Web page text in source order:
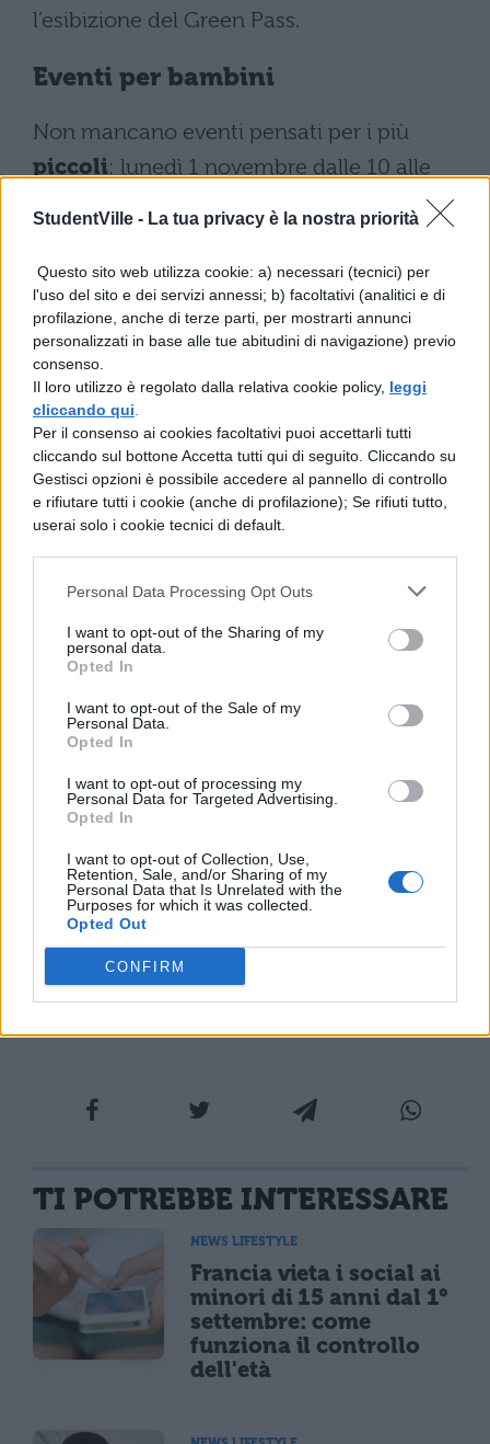
StudentVille - La tua privacy è la nostra priorità
Questo sito web utilizza cookie: a) necessari (tecnici) per
l'uso del sito e dei servizi annessi; b) facoltativi (analitici e di
profilazione, anche di terze parti, per mostrarti annunci
personalizzati in base alle tue abitudini di navigazione) previo
consenso.
Il loro utilizzo è regolato dalla relativa cookie policy, leggi
cliccando qui
Per il consenso ai cookies facoltativi puoi accettarli tutti
cliccando sul bottone Accetta tutti qui di seguito. Cliccando su
Gestisci opzioni è possibile accedere al pannello di controllo
e rifiutare tutti i cookie (anche di profilazione); Se rifiuti tutto,
userai solo i cookie tecnici di default.
Personal Data Processing Opt Outs
I want to opt-out of the Sharing of my
personal data.
Opted In
I want to opt-out of the Sale of my
Personal Data.
Opted In
I want to opt-out of processing my
Personal Data for Targeted Advertising.
Opted In
I want to opt-out of Collection, Use,
Retention, Sale, and/or Sharing of my
Personal Data that Is Unrelated with the
Purposes for which it was collected.
Opted Out
CONFIRM
l’esibizione del Green Pass.
Eventi per bambini
Non mancano eventi pensati per i più
piccoli: lunedì 1 novembre dalle 10 alle
bambini. Il costo dell’esperienza è di 12
euro per i bambini e di 10 euro per gli
adulti/accompagnatori. Così come vale per
le due serate precedenti, anche in questo
caso prenotazione e Green
Pass sono obbligatori.
Per tutte le info, per conoscere
esattamente le date, iprezzi
per fare la prenotazione delle visite, potete
andare sulla pagina ufficiale del castello o
telefonare ai numeri 3801088315 o
0525733021.
Siete ancora indecisi su cosa vedere ad
Halloween
Halloween 2021 a Roma: cosa fare,
Dove andare ad Halloween 2019: 5
città da visitare
Cosa fare per Halloween: organizzare
TI POTREBBE INTERESSARE
NEWS LIFESTYLE
Francia vieta i social ai
minori di 15 anni dal 1°
settembre: come
funziona il controllo
dell'età